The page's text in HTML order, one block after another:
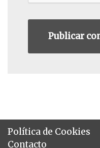
Política de Cookies
Contacto